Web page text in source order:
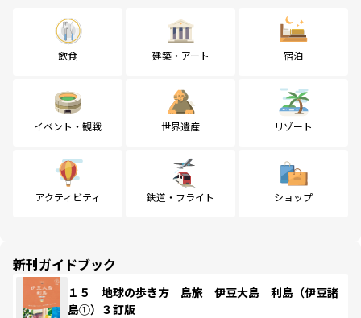
飲食 建築・アート 宿泊
イベント・観戦 世界遺産 リゾート
アクティビティ 鉄道・フライト ショップ
新刊ガイドブック
１５ 地球の歩き方 島旅 伊豆大島 利島（伊豆諸
島①）３訂版